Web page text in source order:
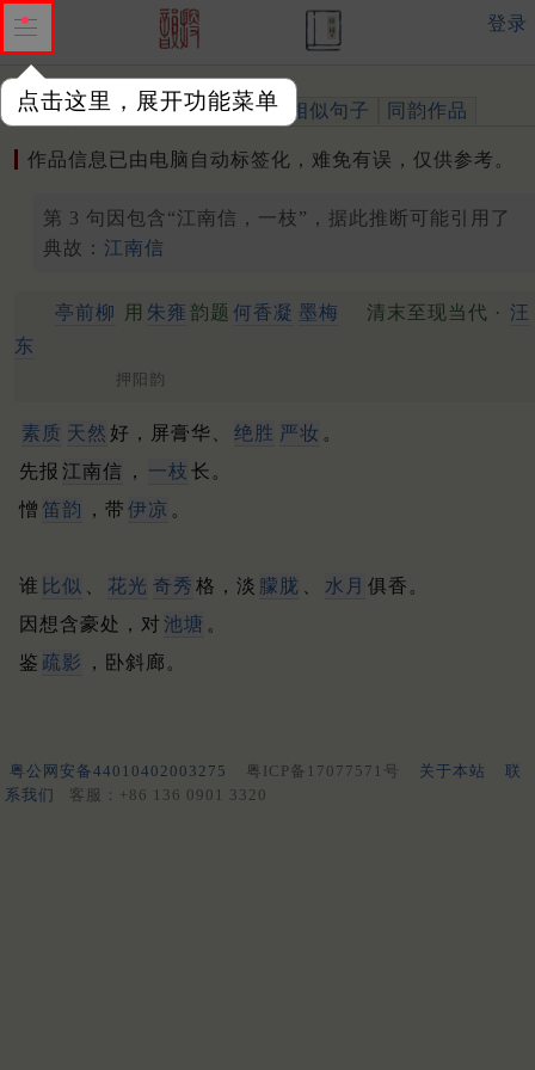
点击这里，展开功能菜单
登录
作品 标注四声 出处、引用 相似句子 同韵作品
作品信息已由电脑自动标签化，难免有误，仅供参考。
第 3 句因包含“江南信，一枝”，据此推断可能引用了
典故： 江南信
亭前柳 用 朱雍 韵题 何香凝 墨梅 清末至现当代 · 汪
东
押阳韵
素质 天然 好，屏膏华、 绝胜 严妆 。
先报 江南信 ， 一枝 长。
憎 笛韵 ，带 伊凉 。
谁 比似 花光 奇秀 格，淡 朦胧 水月 俱香。
因想含豪处，对 池塘 。
鉴 疏影 ，卧斜廊。
粤公网安备44010402003275 粤ICP备17077571号 关于本站
联
系我们
客服：+86 136 0901 3320